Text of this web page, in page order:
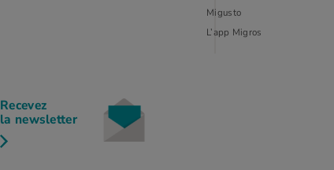
Migusto
L’app Migros
Recevez
la newsletter